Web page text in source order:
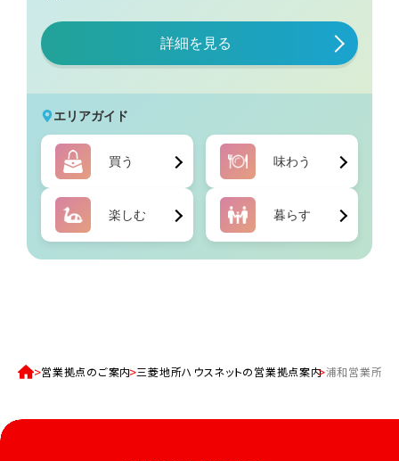
営業拠点のご案内 三菱地所ハウスネットの営業拠点案内 浦和営業所